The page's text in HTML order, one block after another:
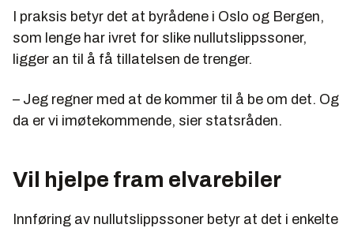
I praksis betyr det at byrådene i Oslo og Bergen,
som lenge har ivret for slike nullutslippssoner,
ligger an til å få tillatelsen de trenger.
– Jeg regner med at de kommer til å be om det. Og
da er vi imøtekommende, sier statsråden.
Vil hjelpe fram elvarebiler
Innføring av nullutslippssoner betyr at det i enkelte